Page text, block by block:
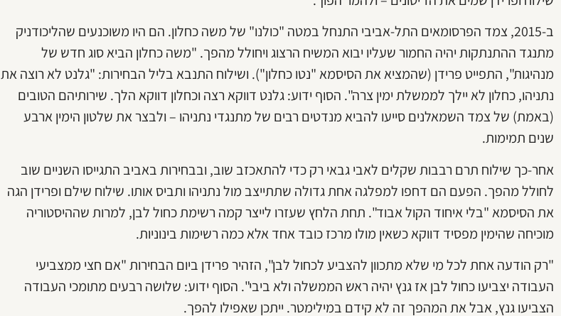
ב-2015, צמד הפרסומאים התל-אביבי התנחל במטה "כולנו" של משה כחלון. הם היו משוכנעים שהליכודניק
מתנגד ההתנתקות יהיה החמור שעליו יבוא המשיח הרצוג ויחולל מהפך. "משה כחלון הביא סוג חדש של
מנהיגות", התפייט פרידן (שהמציא את הסיסמא "נטו כחלון"). ושילוח התנבא בליל הבחירות: "גלנט לא רוצה את
נתניהו, כחלון לא יילך לממשלת ימין צרה". הסוף ידוע: גלנט דווקא רצה וכחלון דווקא הלך. שירותיהם הטובים
(באמת) של צמד השמאלנים סייעו להביא מנדטים רבים של מתנגדי נתניהו – ולבצר את שלטון הימין ארבע
שנים תמימות.
אחר-כך שילוח תרם רבבות שקלים לאבי גבאי רק כדי להתאכזב שוב, ובבחירות באביב התגייסו השניים שוב
לחולל מהפך. הפעם הם דחפו למפלגה אחת גדולה שתתייצב מול נתניהו ותביס אותו. שילוח שילם ופרידן הגה
את הסיסמא "בלי איחוד הקול אבוד". תחת הלחץ שעזרו לייצר קמה רשימת כחול לבן, למרות שההיסטוריה
מוכיחה שהימין מפסיד דווקא כשאין מולו מרכז כובד אחד אלא כמה רשימות בינוניות.
"רק הודעה אחת לכל מי שלא מתכוון להצביע לכחול לבן", הזהיר פרידן ביום הבחירות "אם חצי ממצביעי
העבודה יצביעו כחול לבן אז גנץ יהיה ראש הממשלה ולא ביבי". הסוף ידוע: שלושה רבעים מתומכי העבודה
הצביעו גנץ, אבל את המהפך זה לא קידם במילימטר. ייתכן שאפילו להפך.